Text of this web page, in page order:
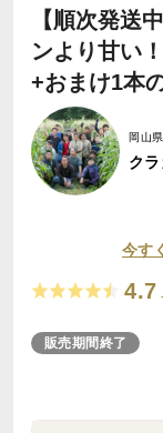
【順次発送
ンより甘い
+おまけ1本
岡山
クラ
今す
4.7
販売期間終了